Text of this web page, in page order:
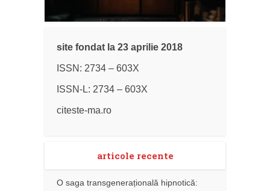
site fondat la 23 aprilie 2018
ISSN: 2734 – 603X
ISSN-L: 2734 – 603X
citeste-ma.ro
articole recente
O saga transgenerațională hipnotică: